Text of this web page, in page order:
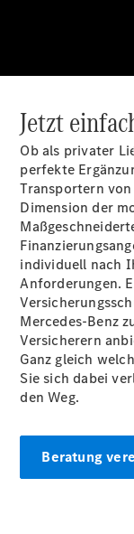
Jetzt
Ob als privater
perfekte
Transportern
Dimension der
individuell nach
Anforderungen.
Mercedes-Benz
Versicherern
Ganz gleich
Sie sich dabei
den Weg.
Beratung